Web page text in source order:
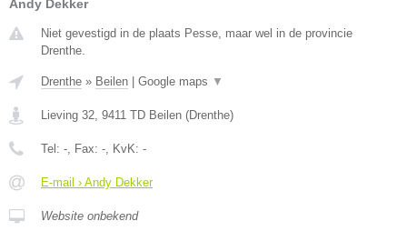
Andy Dekker
Niet gevestigd in de plaats Pesse, maar wel in de provincie
Drenthe.
Drenthe » Beilen Google maps ▼
Lieving 32, 9411 TD Beilen (Drenthe)
Tel: -, Fax: -, KvK: -
E-mail › Andy Dekker
Website onbekend